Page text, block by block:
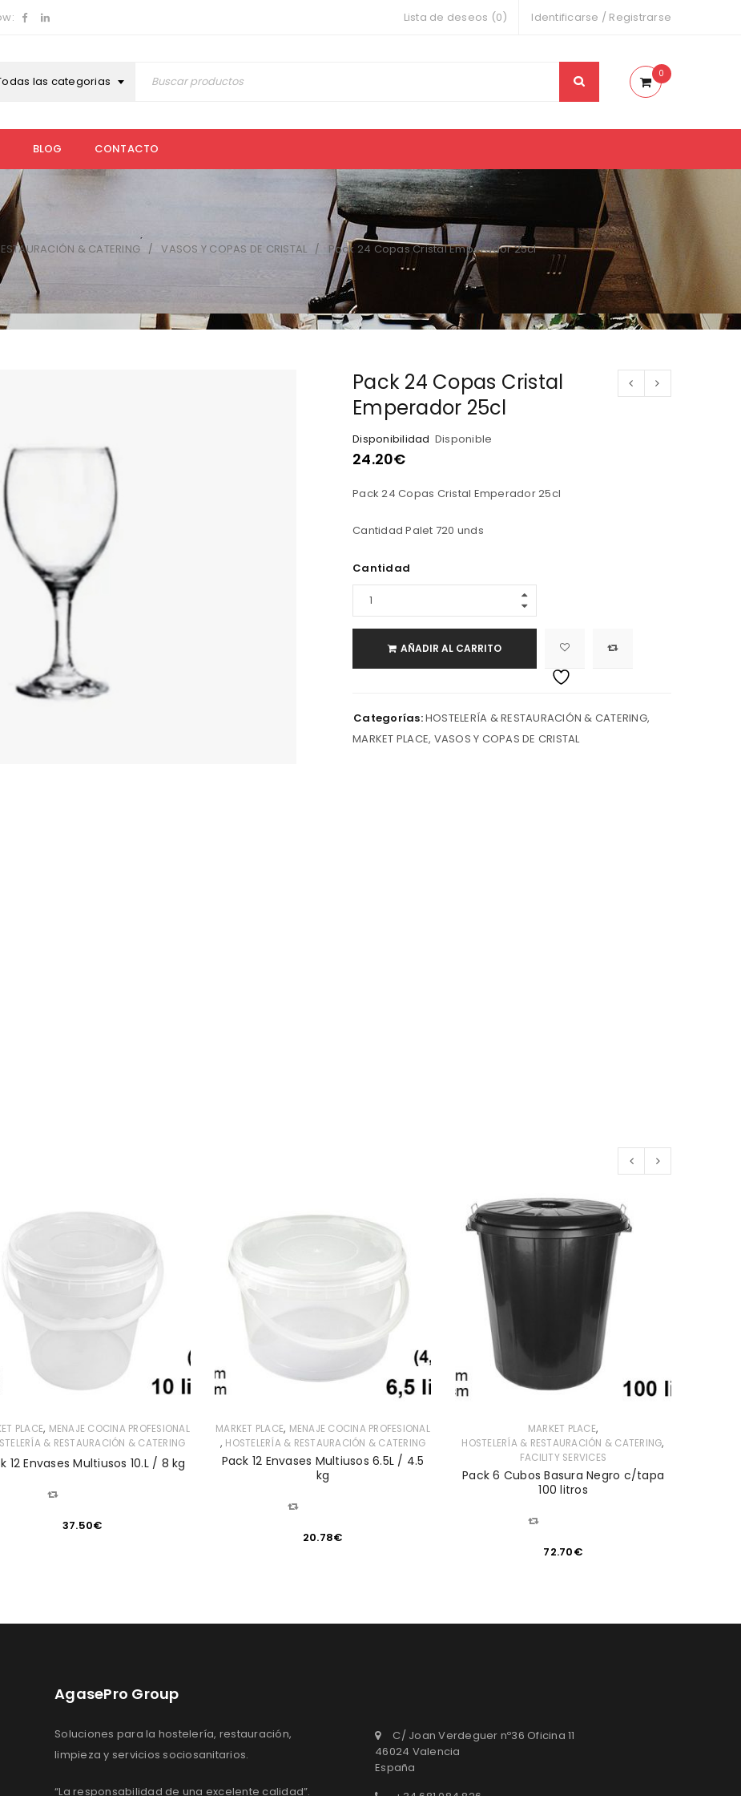
Identificarse / Registrarse
Lista de deseos (0)
las categorias
0
BLOG CONTACTO
& CATERING / VASOS Y COPAS DE CRISTAL / Pack 24 Copas Cristal Emperador 25cl
Pack 24 Copas Cristal
Emperador 25cl
Disponibilidad Disponible
24.20€
Pack 24 Copas Cristal Emperador 25cl
Cantidad Palet 720 unds
Cantidad
AÑADIR AL CARRITO
Categorías:HOSTELERÍA & RESTAURACIÓN & CATERING,
MARKET PLACE, VASOS Y COPAS DE CRISTAL
PLACE, MENAJE COCINA PROFESIONAL
& RESTAURACIÓN & CATERING
12 Envases Multiusos 10.L / 8 kg
COMPARAR
37.50€
MARKET PLACE, MENAJE COCINA PROFESIONAL
, HOSTELERÍA & RESTAURACIÓN & CATERING
Pack 12 Envases Multiusos 6.5L / 4.5
kg
COMPARAR
20.78€
MARKET PLACE,
HOSTELERÍA & RESTAURACIÓN & CATERING,
FACILITY SERVICES
Pack 6 Cubos Basura Negro c/tapa
100 litros
COMPARAR
72.70€
AgasePro Group
Soluciones para la hostelería, restauración,
limpieza y servicios sociosanitarios.
“La responsabilidad de una excelente calidad”.
C/ Joan Verdeguer nº36 Oficina 11
46024 Valencia
España